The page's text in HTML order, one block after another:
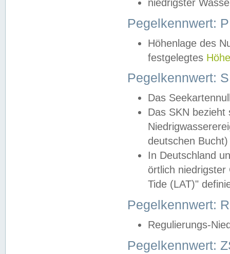
niedrigster
Pegelkennwert:
Höhenlage des
festgelegtes
Pegelkennwert:
Das
Das SKN
deutschen
In Deutschland
örtlich
Tide (LAT)"
Pegelkennwert:
Regulierungs-
Pegelkennwert: